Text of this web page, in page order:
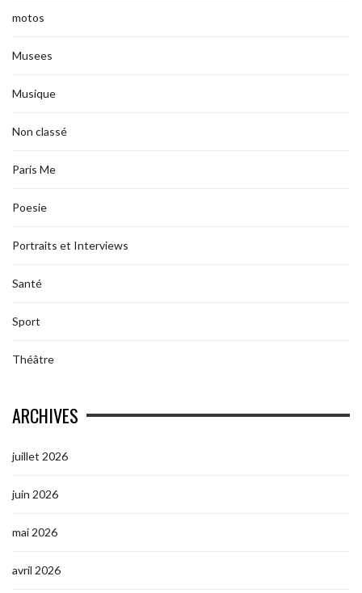
motos
Musees
Musique
Non classé
Paris Me
Poesie
Portraits et Interviews
Santé
Sport
Théâtre
ARCHIVES
juillet 2026
juin 2026
mai 2026
avril 2026